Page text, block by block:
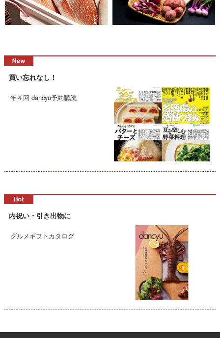
買い忘れなし！
年４回 dancyu予約購読
内祝い・引き出物に
グルメギフトカタログ